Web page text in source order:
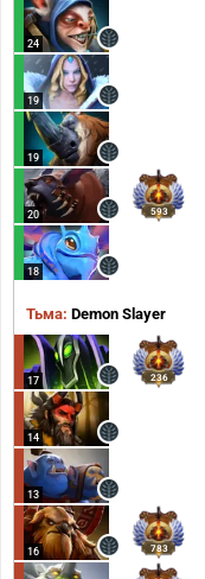
24
19
19
20 593
18
Тьма: Demon Slayer
17 236
14
13
16 783